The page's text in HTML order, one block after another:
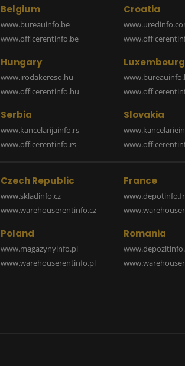
Belgium
www.bureauinfo.be
www.officerentinfo.be
Croatia
Hungary
www.irodakereso.hu
www.officerentinfo.hu
Luxembourg
Serbia
www.kancelarijainfo.rs
www.officerentinfo.rs
Slovakia
Czech Republic
www.skladinfo.cz
www.warehouserentinfo.cz
France
www.depotinfo.fr
Poland
www.magazynyinfo.pl
www.warehouserentinfo.pl
Romania